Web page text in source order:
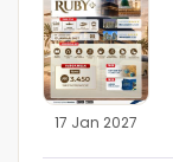
17 Jan 2027